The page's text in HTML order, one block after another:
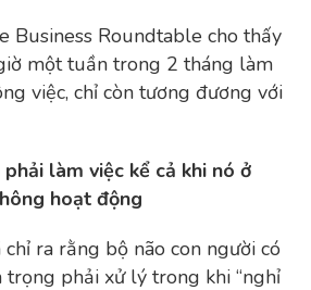
Business Roundtable cho thấy
một tuần trong 2 tháng làm
việc, chỉ còn tương đương với
làm việc kể cả khi nó ở
hoạt động
ra rằng bộ não con người có
trọng phải xử lý trong khi “nghỉ